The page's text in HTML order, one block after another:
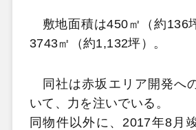
敷地面積は450㎡（約136
3743㎡（約1,132坪）。
同社は赤坂エリア開発へ
いて、力を注いでいる。
同物件以外に、2017年8月